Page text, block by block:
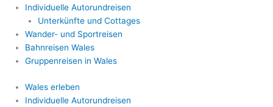
Individuelle Autorundreisen
Unterkünfte und Cottages
Wander- und Sportreisen
Bahnreisen Wales
Gruppenreisen in Wales
Wales erleben
Individuelle Autorundreisen